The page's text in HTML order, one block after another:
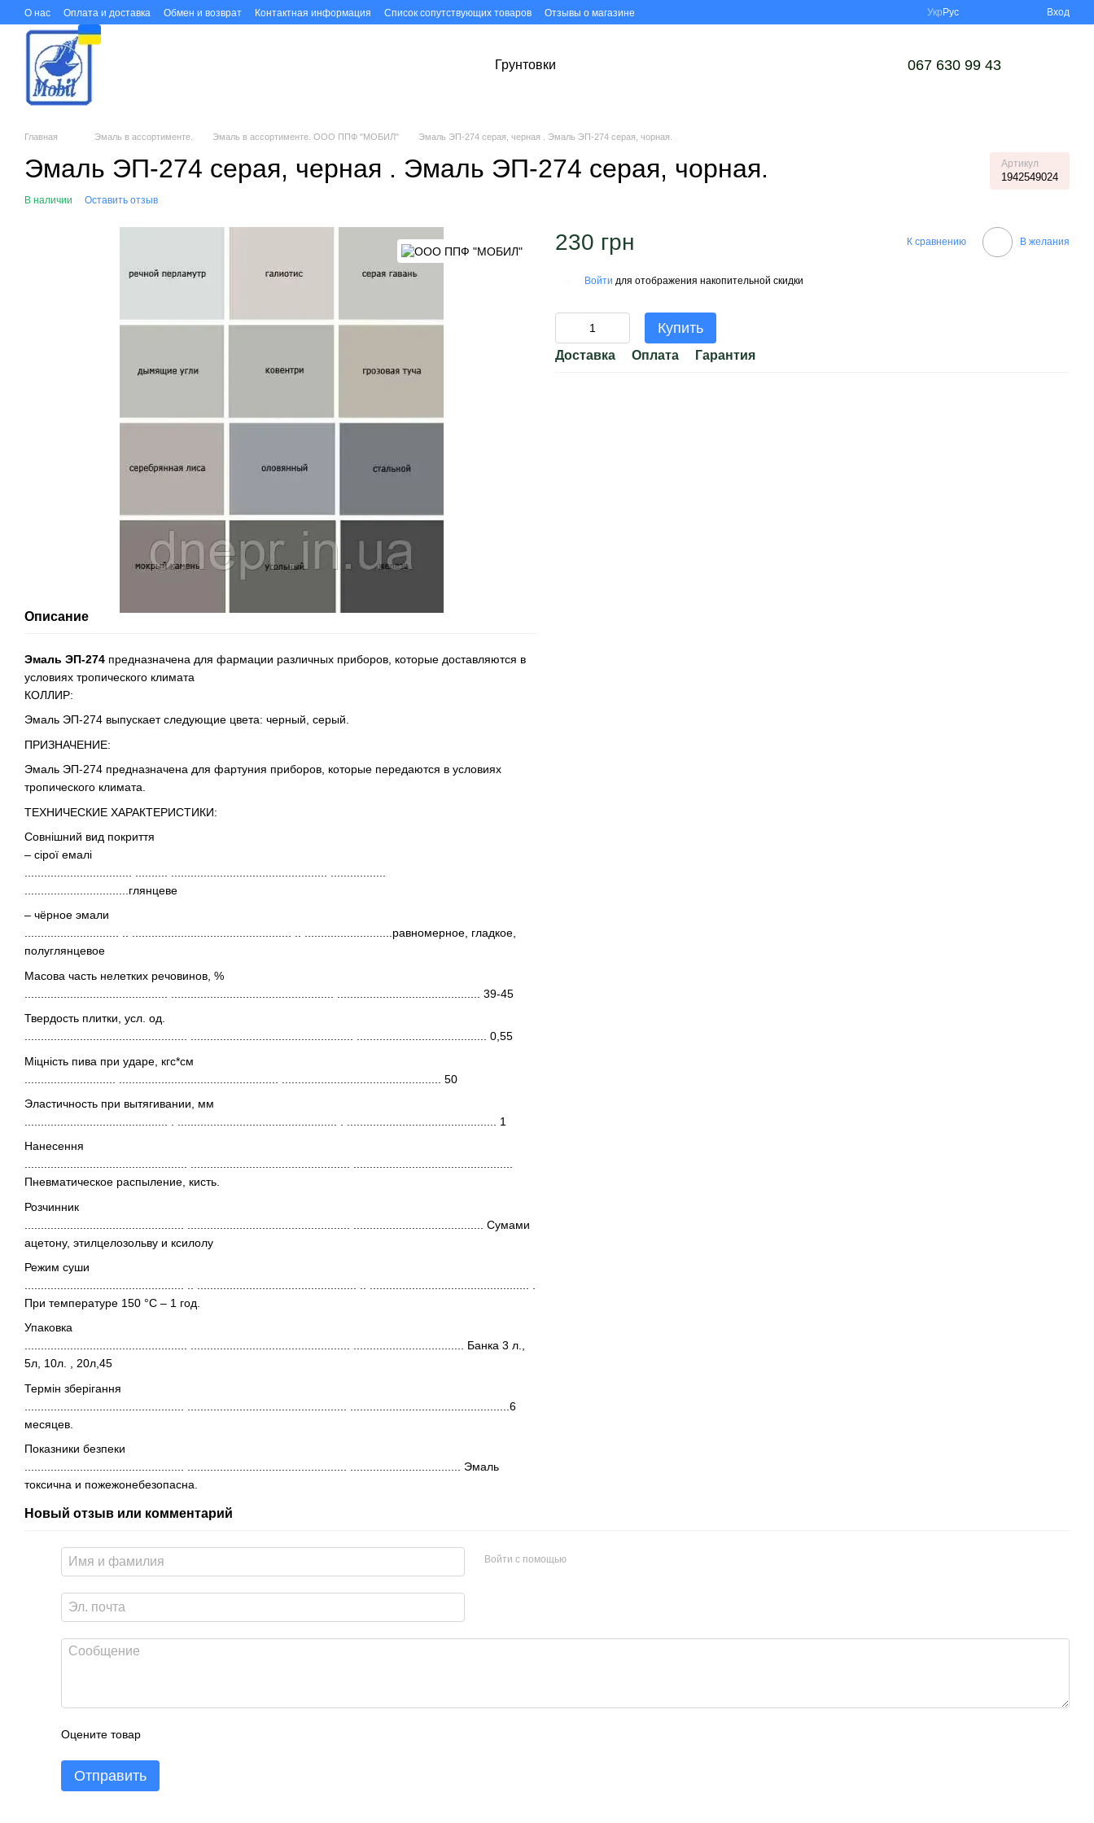
Перейти к основному контенту
О нас Оплата и доставка Обмен и возврат Контактная информация Список сопутствующих товаров Отзывы о магазине Укр Рус Вход
Грунтовки 067 630 99 43
Главная Эмаль в ассортименте. Эмаль в ассортименте. ООО ППФ "МОБИЛ" Эмаль ЭП-274 серая, черная . Эмаль ЭП-274 серая, чорная.
Эмаль ЭП-274 серая, черная . Эмаль ЭП-274 серая, чорная. Артикул
1942549024
В наличии Оставить отзыв
Описание
Эмаль ЭП-274 предназначена для фармации различных приборов, которые доставляются в
условиях тропического климата
КОЛЛИР:
Эмаль ЭП-274 выпускает следующие цвета: черный, серый.
ПРИЗНАЧЕНИЕ:
Эмаль ЭП-274 предназначена для фартуния приборов, которые передаются в условиях
тропического климата.
ТЕХНИЧЕСКИЕ ХАРАКТЕРИСТИКИ:
Совнішний вид покриття
– сірої емалі
................................глянцеве
– чёрное эмали
............................. .. ................................................. .. ...........................равномерное, гладкое,
полуглянцевое
Масова часть нелетких речовинов, %
............................................ .................................................. ............................................ 39-45
Твердость плитки, усл. од.
.................................................. .................................................. ........................................ 0,55
Міцність пива при ударе, кгс*см
............................ ................................................. ................................................. 50
Эластичность при вытягивании, мм
............................................ . ................................................. . .............................................. 1
Нанесення
.................................................. ................................................. .................................................
Пневматическое распыление, кисть.
Розчинник
................................................. .................................................. ........................................ Сумами
ацетону, этилцелозольву и ксилолу
Режим суши
При температуре 150 °С – 1 год.
Упаковка
.................................................. ................................................. .................................. Банка 3 л.,
5л, 10л. , 20л,45
Термін зберігання
................................................. ................................................. .................................................6
месяцев.
Показники безпеки
................................................. ................................................. .................................. Эмаль
токсична и пожежонебезопасна.
230 грн К сравнению В желания
Войти для отображения накопительной скидки
Купить
Доставка Оплата Гарантия
Новый отзыв или комментарий
Войти с помощью
Оцените товар
Отправить